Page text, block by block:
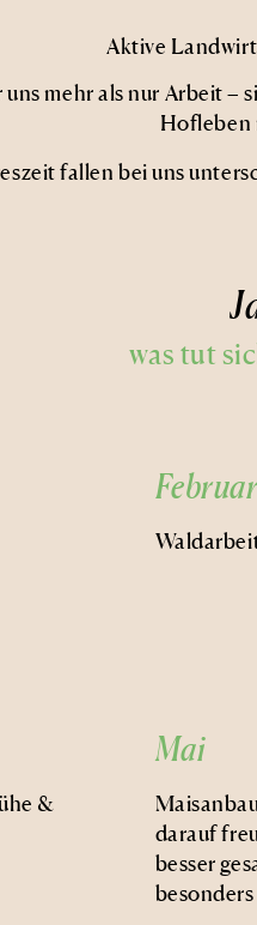
Aktive
mehr als nur Arbeit –
Hofleben
fallen bei uns
was tut
&
Mai
darauf
besser
besonders